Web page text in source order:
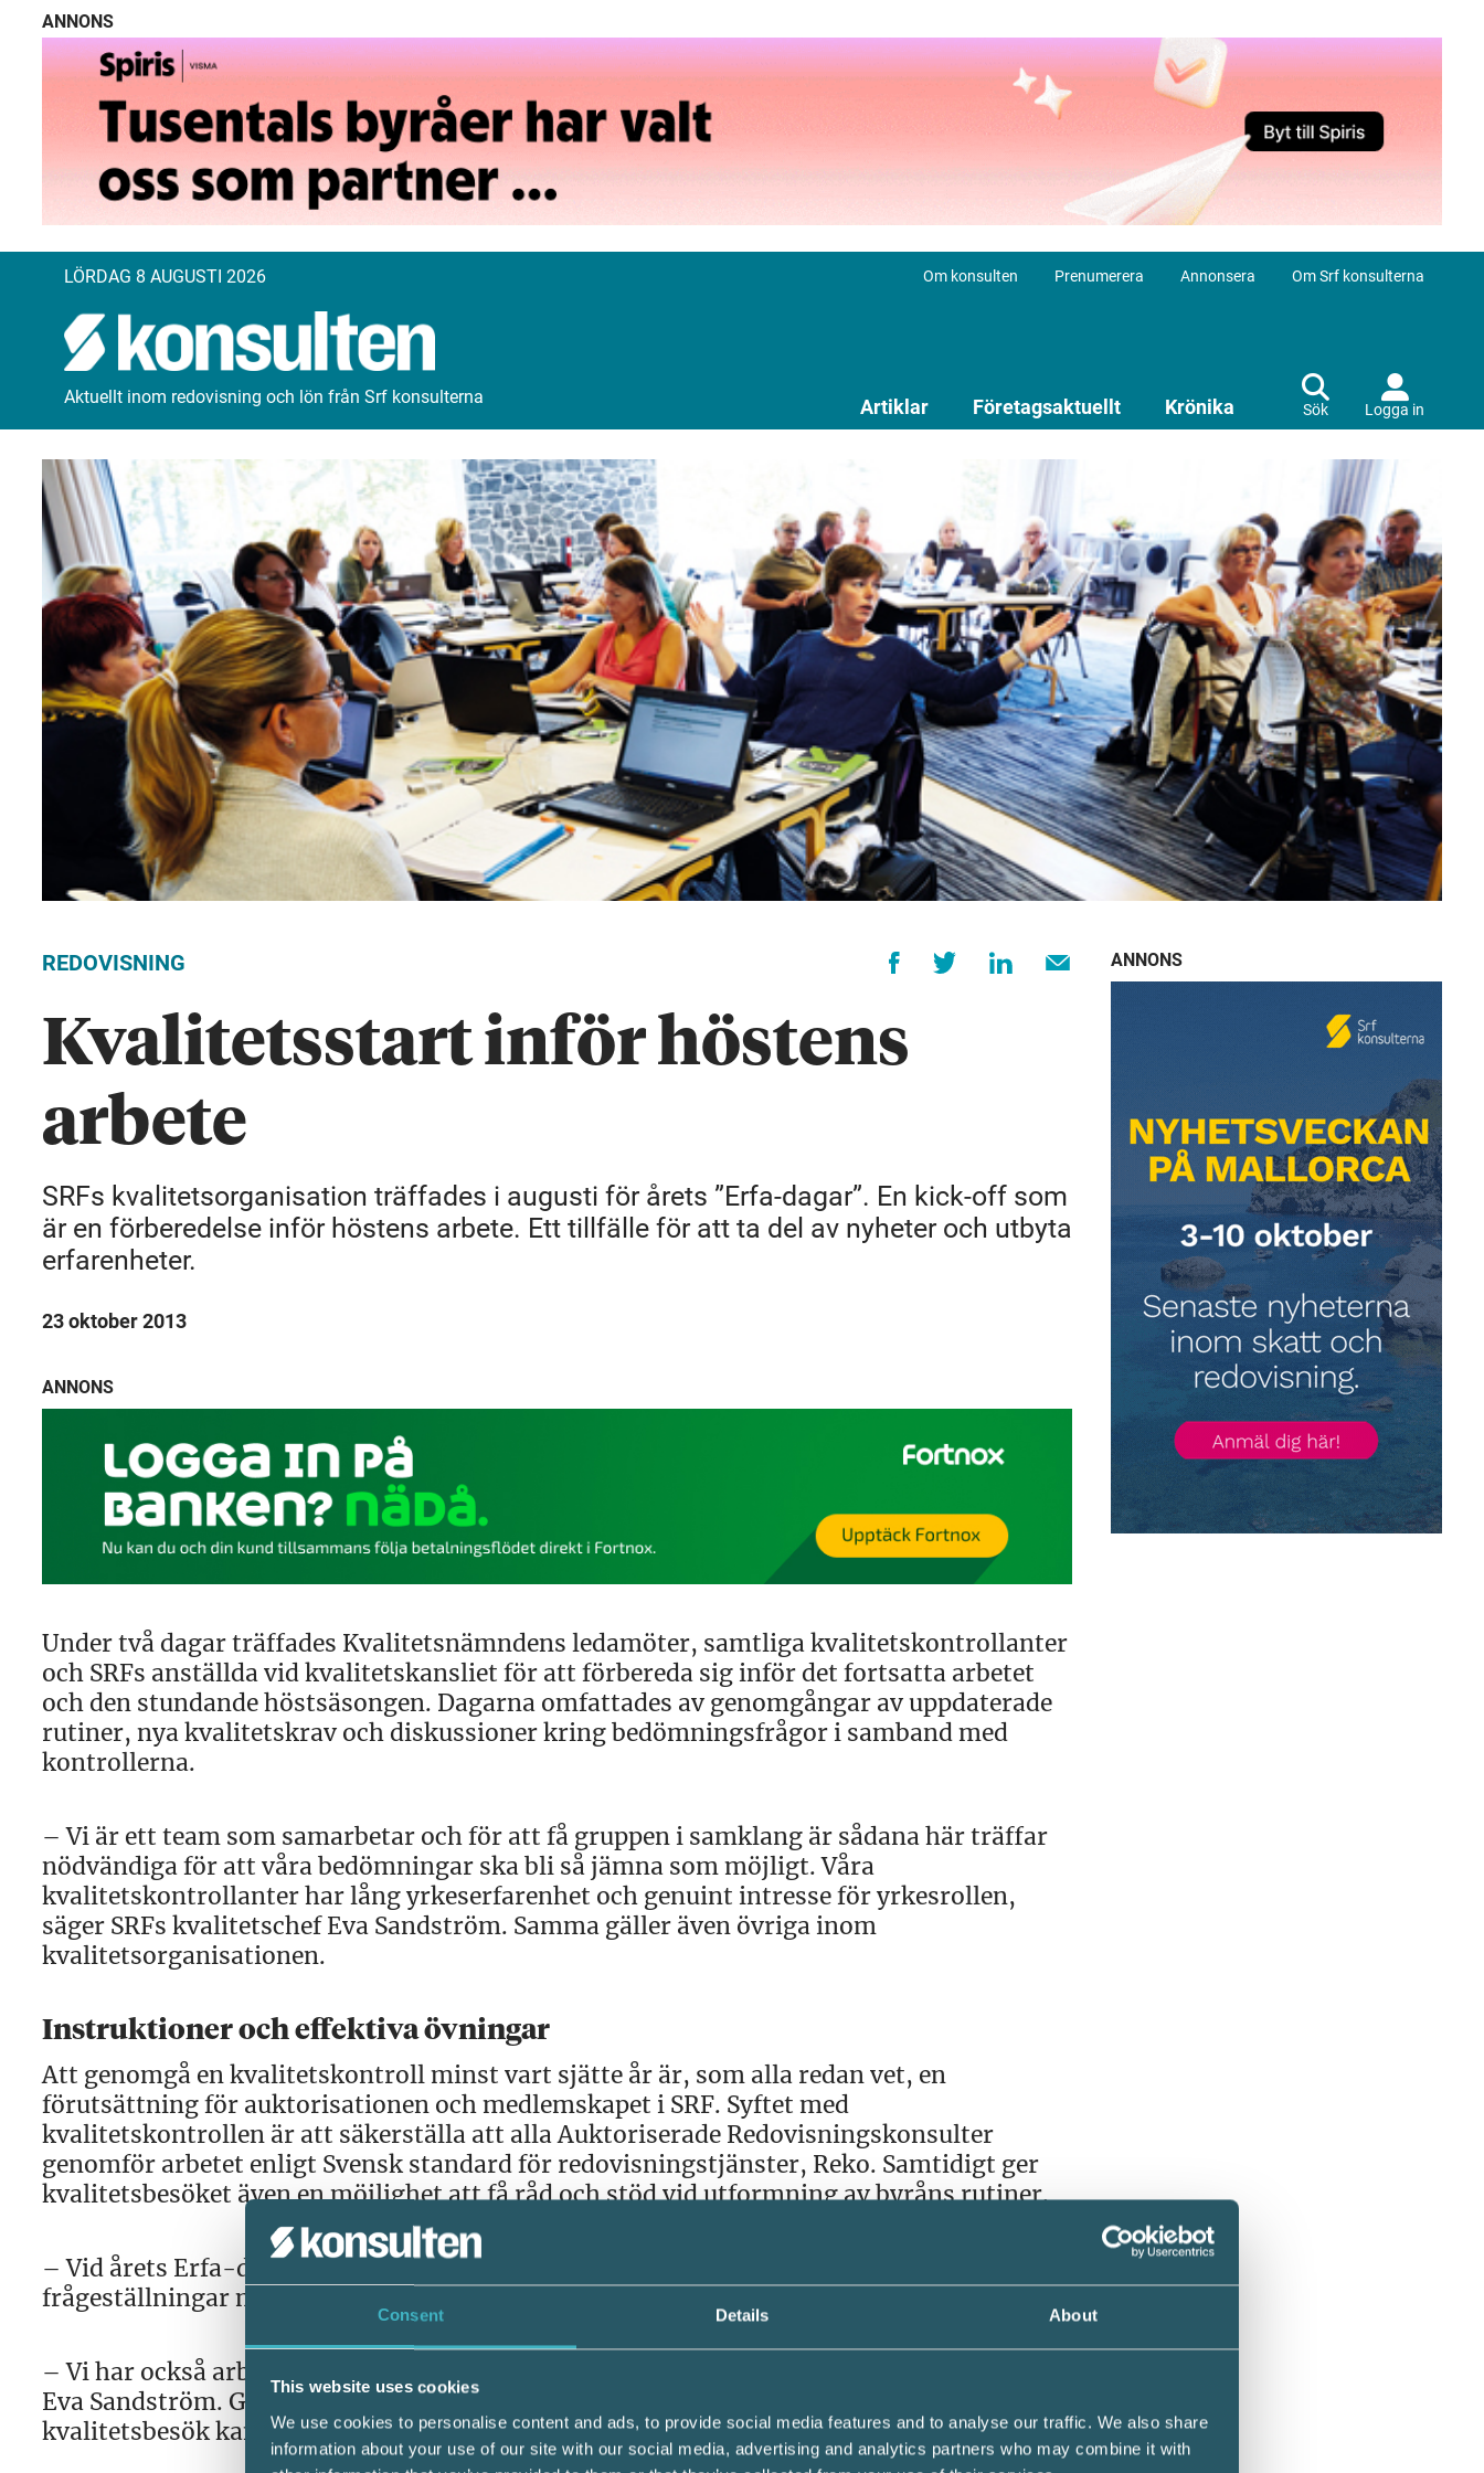
Consent Details About
This website uses cookies
We use cookies to personalise content and ads, to provide social media features and to analyse our traffic. We also share
information about your use of our site with our social media, advertising and analytics partners who may combine it with
ANNONS
LÖRDAG 8 AUGUSTI 2026 Om konsulten Prenumerera Annonsera Om Srf konsulterna
Aktuellt inom redovisning och lön från Srf konsulterna Artiklar Företagsaktuellt Krönika Sök Logga in
REDOVISNING
Kvalitetsstart inför höstens
arbete
SRFs kvalitetsorganisation träffades i augusti för årets ”Erfa-dagar”. En kick-off som
är en förberedelse inför höstens arbete. Ett tillfälle för att ta del av nyheter och utbyta
erfarenheter.
23 oktober 2013
ANNONS
Under två dagar träffades Kvalitetsnämndens ledamöter, samtliga kvalitetskontrollanter
och SRFs anställda vid kvalitetskansliet för att förbereda sig inför det fortsatta arbetet
och den stundande höstsäsongen. Dagarna omfattades av genomgångar av uppdaterade
rutiner, nya kvalitetskrav och diskussioner kring bedömningsfrågor i samband med
kontrollerna.
– Vi är ett team som samarbetar och för att få gruppen i samklang är sådana här träffar
nödvändiga för att våra bedömningar ska bli så jämna som möjligt. Våra
kvalitetskontrollanter har lång yrkeserfarenhet och genuint intresse för yrkesrollen,
säger SRFs kvalitetschef Eva Sandström. Samma gäller även övriga inom
kvalitetsorganisationen.
Instruktioner och effektiva övningar
Att genomgå en kvalitetskontroll minst vart sjätte år är, som alla redan vet, en
förutsättning för auktorisationen och medlemskapet i SRF. Syftet med
kvalitetskontrollen är att säkerställa att alla Auktoriserade Redovisningskonsulter
genomför arbetet enligt Svensk standard för redovisningstjänster, Reko. Samtidigt ger
kvalitetsbesöket även en möjlighet att få råd och stöd vid utformning av byråns rutiner.
– Vid årets Erfa-dagar har vi varvat information om uppdateringar och speciella
frågeställningar med bikupe-diskussioner, säger kvalitetsrådgivare Åse Hansen.
– Vi har också arbetat med övningar i de olika dataverktyg vi använder oss av, berättar
Eva Sandström. Genom att analysera aktuellt redovisningsmaterial före ett
kvalitetsbesök kan kontrollen genomföras effektivare.
ANNONS